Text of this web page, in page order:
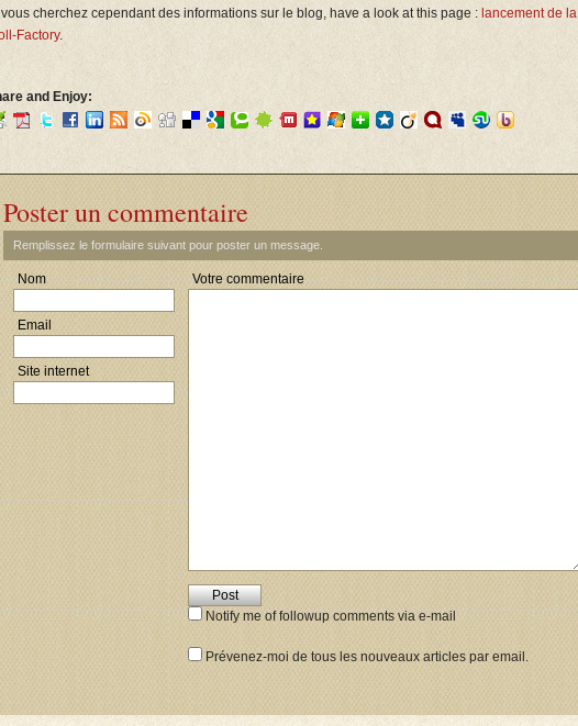
cherchez cependant des informations sur le blog, have a look at this page : lancement de la
Factory.
and Enjoy:
Poster un commentaire
Remplissez le formulaire suivant pour poster un message.
Nom
Email
Site internet
Votre commentaire
Notify me of followup comments via e-mail
Prévenez-moi de tous les nouveaux articles par email.